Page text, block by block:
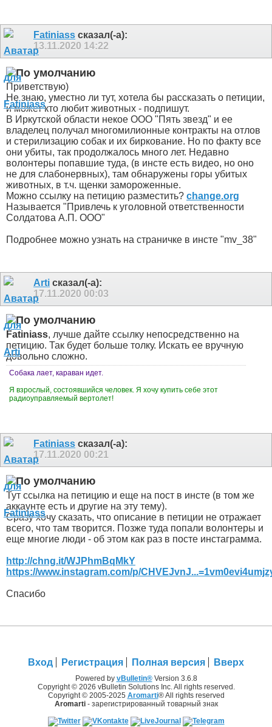
Fatiniass сказал(-а):
13.11.2020 14:22
Приветствую)
Не знаю, уместно ли тут, хотела бы рассказать о петиции,
и может кто любит животных - подпишут.
В Иркутской области некое ООО "Пять звезд" и ее
владелец получал многомилионные контракты на отлов
и стерилизацию собак и их биркование. Но по факту все
они убиты, так продолжалось много лет. Недавно
волонтеры попавшие туда, (в инсте есть видео, но оно
не для слабонервных), там обнаружены горы убитых
животных, в т.ч. щенки замороженные.
Можно ссылку на петицию разместить? change.org
Называется "Привлечь к уголовной ответственности
Солдатова А​.​П. ООО"
Подробнее можно узнать на страничке в инсте "mv_38"
Arti сказал(-а):
17.11.2020 00:03
Fatiniass, лучше дайте ссылку непосредственно на
петицию. Так будет больше толку. Искать ее вручную
довольно сложно.
Собака лает, караван идет.
Я взрослый, состоявшийся человек. Я хочу купить себе этот
радиоуправляемый вертолет!
Fatiniass сказал(-а):
17.11.2020 00:21
Тут ссылка на петицию и еще на пост в инсте (в том же
аккаунте есть и другие на эту тему).
Сразу хочу сказать, что описание в петиции не отражает
всего, что там творится. Позже туда попали волонтеры и
еще многие люди - об этом как раз в посте инстаграмма.
http://chng.it/WJPhmBqMkY
https://www.instagram.com/p/
Спасибо
Вход Регистрация Полная версия Вверх
Powered by vBulletin®Version 3.6.8
Copyright © 2026 vBulletin Solutions Inc. All rights reserved.
Copyright © 2005-2025 Aromarti® All rights reserved
Aromarti- зарегистрированный товарный знак